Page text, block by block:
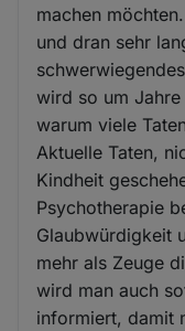
machen
und dran sehr
wird so um
warum viele
Aktuelle Taten,
Kindheit
Psychotherapie
Glaubwürdigkeit
mehr als Zeuge
wird man auch
informiert, damit